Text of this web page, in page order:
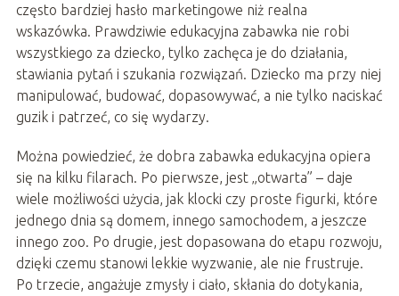
często bardziej hasło marketingowe niż realna
wskazówka. Prawdziwie edukacyjna zabawka nie robi
wszystkiego za dziecko, tylko zachęca je do działania,
stawiania pytań i szukania rozwiązań. Dziecko ma przy niej
manipulować, budować, dopasowywać, a nie tylko naciskać
guzik i patrzeć, co się wydarzy.
Można powiedzieć, że dobra zabawka edukacyjna opiera
się na kilku filarach. Po pierwsze, jest „otwarta” – daje
wiele możliwości użycia, jak klocki czy proste figurki, które
jednego dnia są domem, innego samochodem, a jeszcze
innego zoo. Po drugie, jest dopasowana do etapu rozwoju,
dzięki czemu stanowi lekkie wyzwanie, ale nie frustruje.
Po trzecie, angażuje zmysły i ciało, skłania do dotykania,